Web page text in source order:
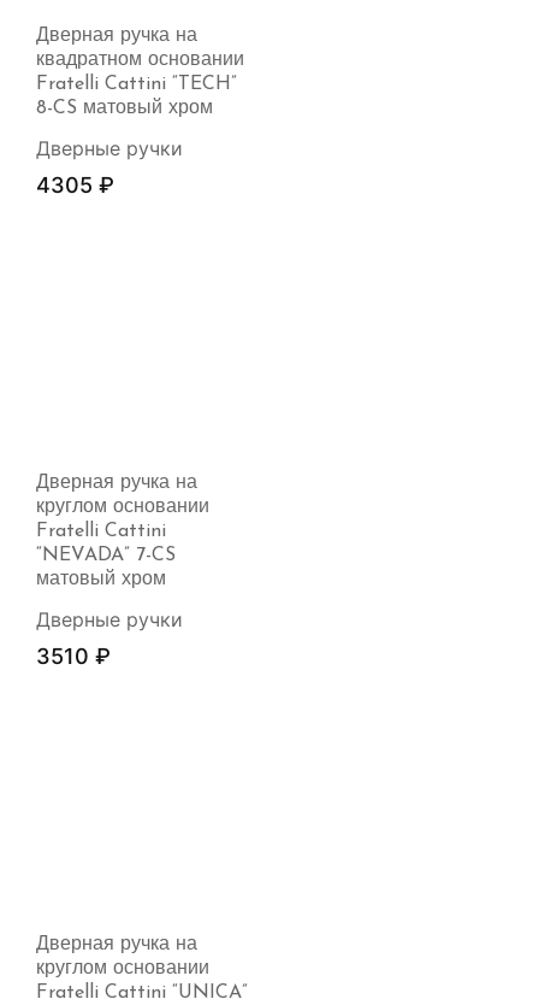
Дверная ручка на
квадратном основании
Fratelli Cattini “TECH”
8-CS матовый хром
Дверные ручки
4305 ₽
Дверная ручка на
круглом основании
Fratelli Cattini
“NEVADA” 7-CS
матовый хром
Дверные ручки
3510 ₽
Дверная ручка на
круглом основании
Fratelli Cattini “UNICA”